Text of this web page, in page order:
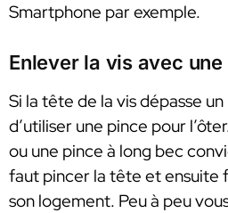
Smartphone par exemple.
Enlever la vis avec
Si la tête de la vis dépasse
d’utiliser une pince pour
ou une pince à long bec
faut pincer la tête et ensuite
son logement. Peu à peu